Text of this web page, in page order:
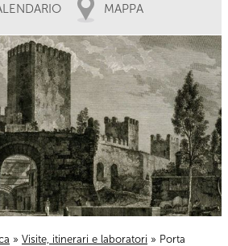
MAPPA
» Visite, itinerari e laboratori » Porta